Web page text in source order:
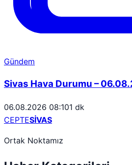
Gündem
Sivas Hava Durumu –
06.08.2026 08:101 dk
CEPTESİVAS
Ortak Noktamız